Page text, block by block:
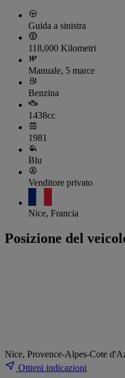
Guida a sinistra
118,000 Kilometri
Manuale, 5 marce
Benzina
1438cc
1981
Blu
Venditore privato
Nice, Francia
Posizione del
Nice, Provence-Alpes-Cote
Ottieni indicazioni